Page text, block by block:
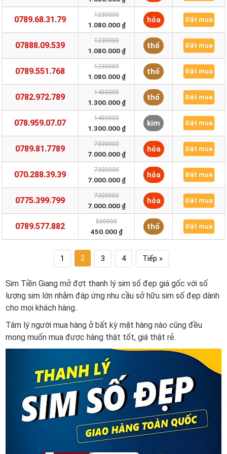
0789.68.31.79 1230000
1.080.000 ₫
hỏa Đặt mua
07888.09.539 1230000
1.080.000 ₫
thổ Đặt mua
0789.551.768 1230000
1.080.000 ₫
thổ Đặt mua
0782.972.789 1450000
1.300.000 ₫
thổ Đặt mua
078.959.07.07 1450000
1.300.000 ₫
kim Đặt mua
0789.81.7789 7300000
7.000.000 ₫
hỏa Đặt mua
070.288.39.39 7300000
7.000.000 ₫
hỏa Đặt mua
0775.399.799 7300000
7.000.000 ₫
hỏa Đặt mua
0789.577.882 550000
450.000 ₫
thổ Đặt mua
1 2 3 4 Tiếp »
Sim Tiền Giang mở đợt thanh lý sim số đẹp giá gốc với số
lượng sim lớn nhằm đáp ứng nhu cầu sở hữu sim số đẹp dành
cho mọi khách hàng..
Tâm lý người mua hàng ở bất kỳ mặt hàng nào cũng đều
mong muốn mua được hàng thật tốt, giá thật rẻ.